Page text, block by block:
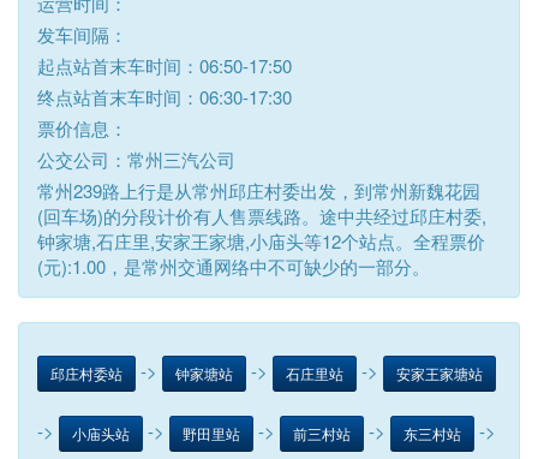
发车间隔：
起点站首末车时间：06:50-17:50
终点站首末车时间：06:30-17:30
票价信息：
公交公司：常州三汽公司
常州239路上行是从常州邱庄村委出发，到常州新魏花园
(回车场)的分段计价有人售票线路。途中共经过邱庄村委,
钟家塘,石庄里,安家王家塘,小庙头等12个站点。全程票价
(元):1.00，是常州交通网络中不可缺少的一部分。
邱庄村委站 -> 钟家塘站 -> 石庄里站 -> 安家王家塘站
-> 小庙头站 -> 野田里站 -> 前三村站 -> 东三村站 ->